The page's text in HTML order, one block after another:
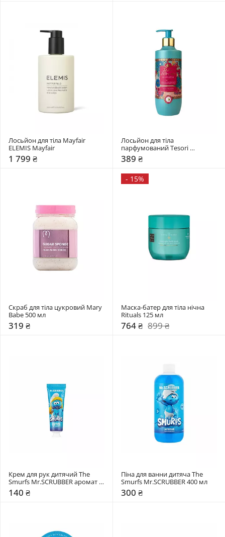
Лосьйон для тіла Mayfair
ELEMIS Mayfair
1 799 ₴
Лосьйон для тіла
парфумований Tesori
389 ₴
Скраб для тіла цукровий Mary
Babe 500 мл
319 ₴
- 15%
Маска-батер для тіла нічна
764 ₴ 899 ₴
Крем для рук дитячий The
Smurfs Mr.SCRUBBER аромат
чорниці
140 ₴
Піна для ванни дитяча The
Smurfs Mr.SCRUBBER 400 мл
300 ₴